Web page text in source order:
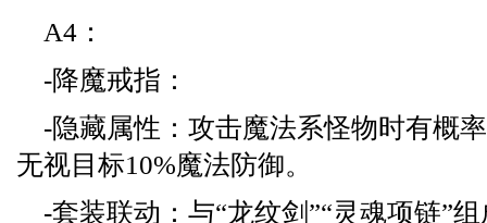
A4：
-降魔戒指：
-隐藏属性：攻击魔法系怪物时有概
无视目标10%魔法防御。
-套装联动：与“龙纹剑”“灵魂项链”